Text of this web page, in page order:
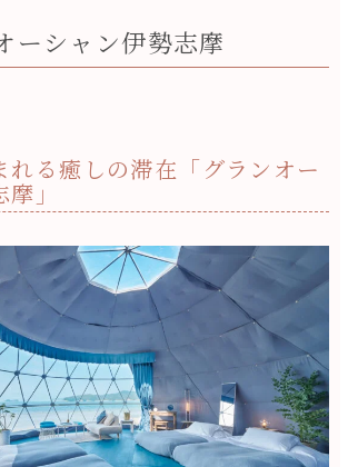
ーシャン伊勢志摩
れる癒しの滞在「グランオー
」